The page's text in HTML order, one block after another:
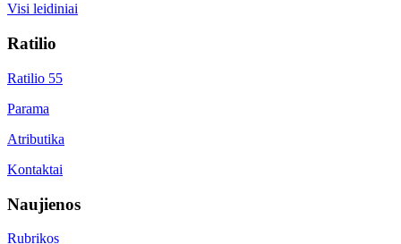
Visi leidiniai
Ratilio
Ratilio 55
Parama
Atributika
Kontaktai
Naujienos
Rubrikos